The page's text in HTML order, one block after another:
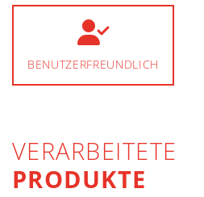
BENUTZERFREUNDLICH
VERARBEITETE
PRODUKTE